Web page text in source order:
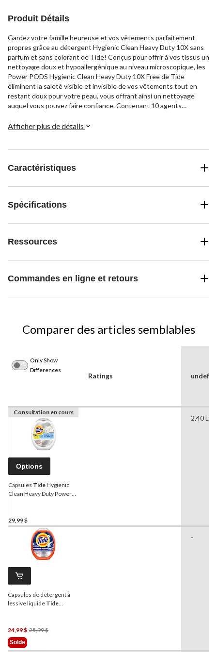
Produit Détails
Gardez votre famille heureuse et vos vêtements parfaitement
propres grâce au détergent Hygienic Clean Heavy Duty 10X sans
parfum et sans colorant de Tide! Conçus pour offrir à vos tissus un
nettoyage doux et hypoallergénique au niveau microscopique, les
Power PODS Hygienic Clean Heavy Duty 10X Free de Tide
éliminent la saleté visible et invisible de vos vêtements tout en
restant doux pour votre peau, vous offrant ainsi un nettoyage
auquel vous pouvez faire confiance. Contenant 10 agents
non seulement testé cliniquement pour être doux pour les peaux
toute certitude : Obtenez un Tide Hygienic Clean Heavy Duty 10X
Free!
Afficher plus de détails
Caractéristiques
Spécifications
Ressources
Commandes en ligne et retours
Comparer des articles semblables
Only Show
Differences
Ratings
Consultation en cours
Options
Capsules TideHygienic
Clean Heavy Duty Power
29,99 $
2,40 L
Capsules de détergent à
lessive liquide Tide
original, paq. 45
24,99 $ 25,99 $Prix
25,99 $
Solde
-